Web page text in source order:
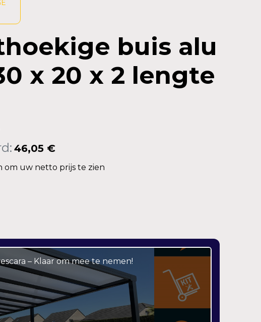
buis alu
x 20 x 2 lengte
46,05 €
om uw netto prijs te zien
– Klaar om mee te nemen!